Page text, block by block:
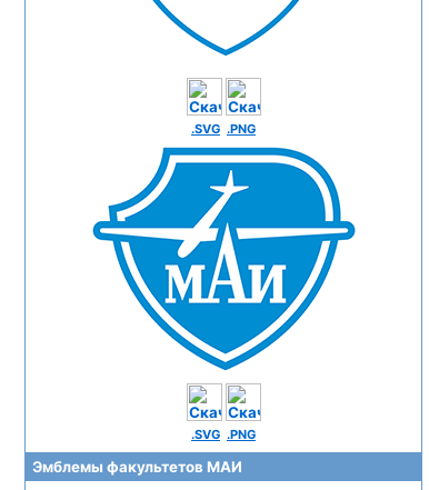
.SVG .PNG
.SVG .PNG
Эмблемы факультетов МАИ